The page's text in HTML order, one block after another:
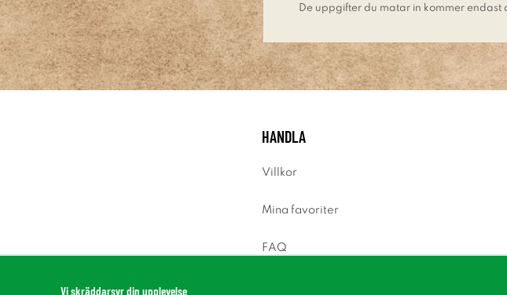
De uppgifter du matar in kommer endast
HANDLA
Villkor
Mina favoriter
FAQ
Vi skräddarsyr din upplevelse